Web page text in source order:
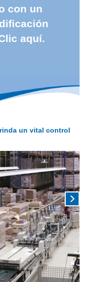
con un
aquí.
un vital control